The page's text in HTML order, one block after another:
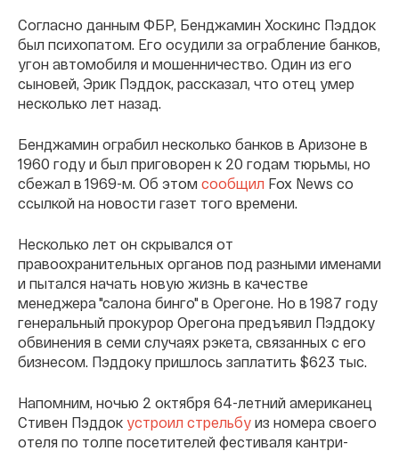
Согласно данным ФБР, Бенджамин Хоскинс Пэддок
был психопатом. Его осудили за ограбление банков,
угон автомобиля и мошенничество. Один из его
сыновей, Эрик Пэддок, рассказал, что отец умер
несколько лет назад.
Бенджамин ограбил несколько банков в Аризоне в
1960 году и был приговорен к 20 годам тюрьмы, но
сбежал в 1969-м. Об этом сообщил Fox News со
ссылкой на новости газет того времени.
Несколько лет он скрывался от
правоохранительных органов под разными именами
и пытался начать новую жизнь в качестве
менеджера "салона бинго" в Орегоне. Но в 1987 году
генеральный прокурор Орегона предъявил Пэддоку
обвинения в семи случаях рэкета, связанных с его
бизнесом. Пэддоку пришлось заплатить $623 тыс.
Напомним, ночью 2 октября 64-летний американец
Стивен Пэддок устроил стрельбу из номера своего
отеля по толпе посетителей фестиваля кантри-